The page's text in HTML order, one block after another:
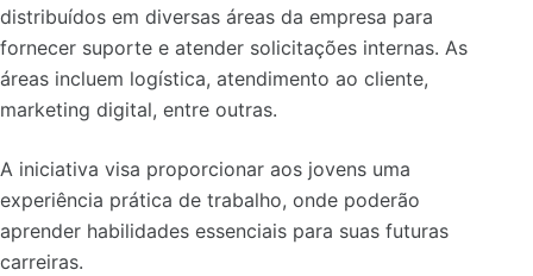
distribuídos em diversas áreas da empresa para
fornecer suporte e atender solicitações internas. As
áreas incluem logística, atendimento ao cliente,
marketing digital, entre outras.
A iniciativa visa proporcionar aos jovens uma
experiência prática de trabalho, onde poderão
aprender habilidades essenciais para suas futuras
carreiras.